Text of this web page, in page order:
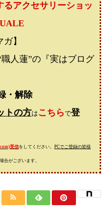
アクセサリーショッ
】
人蓮”の 『実はブログ
・解除
トの方は こちらで登
受信をしてください。 PCでご登録の皆様
合がございます。